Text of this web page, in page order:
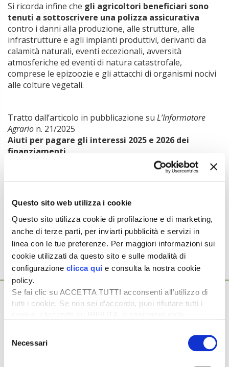
Questo sito web utilizza i cookie
Questo sito utilizza cookie di profilazione e di marketing,
anche di terze parti, per inviarti pubblicità e servizi in
linea con le tue preferenze. Per maggiori informazioni sui
cookie utilizzati da questo sito e sulle modalità di
configurazione clicca qui e consulta la nostra cookie
policy.
Se fai clic su ACCETTA TUTTI acconsenti all’utilizzo di
tutti i cookie. Se non sei d’accordo, puoi rifiutare tutti i
desideri accettare e cliccando ACCETTA SELEZIONATI.
delNecessari
Si ricorda infine che gli agricoltori beneficiari sono
tenuti a sottoscrivere una polizza assicurativa
contro i danni alla produzione, alle strutture, alle
infrastrutture e agli impianti produttivi, derivanti da
calamità naturali, eventi eccezionali, avversità
atmosferiche ed eventi di natura catastrofale,
comprese le epizoozie e gli attacchi di organismi nocivi
alle colture vegetali.
Tratto dall’articolo in pubblicazione su L’Informatore
Agrario n. 21/2025
Aiuti per pagare gli interessi 2025 e 2026 dei
finanziamenti
completoabbonatiaL’Informatore Agrario
DE MINIMIS
12 Febbraio 2025
Novità per i Fondi grano duro e sovranità
Per l’anno 2024 lo stanziamento a favore del Fondo grano
duro aumenta a 32 milioni di euro rispetto ai 12 […]